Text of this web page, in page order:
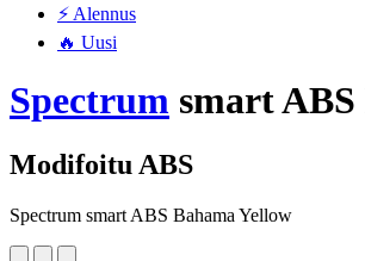
⚡ Alennus
🔥 Uusi
Spectrum smart ABS
Modifoitu ABS
Spectrum smart ABS Bahama Yellow